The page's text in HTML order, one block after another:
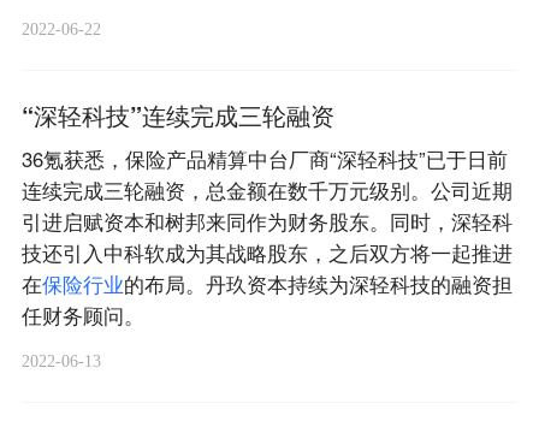
2022-06-22
“深轻科技”连续完成三轮融资
36氪获悉，保险产品精算中台厂商“深轻科技”已于日前
连续完成三轮融资，总金额在数千万元级别。公司近期
引进启赋资本和树邦来同作为财务股东。同时，深轻科
技还引入中科软成为其战略股东，之后双方将一起推进
在保险行业的布局。丹玖资本持续为深轻科技的融资担
任财务顾问。
2022-06-13